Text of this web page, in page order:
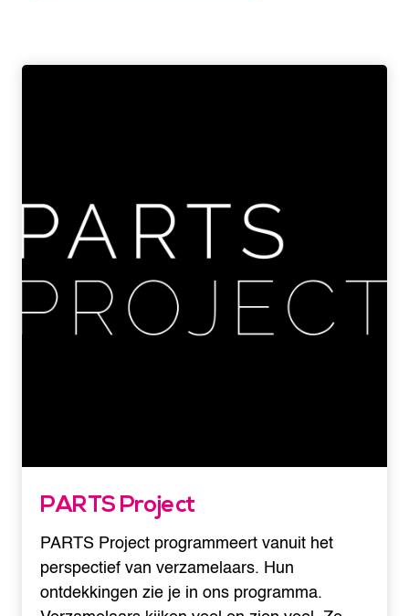
PARTS Project
PARTS Project programmeert vanuit het
perspectief van verzamelaars. Hun
ontdekkingen zie je in ons programma.